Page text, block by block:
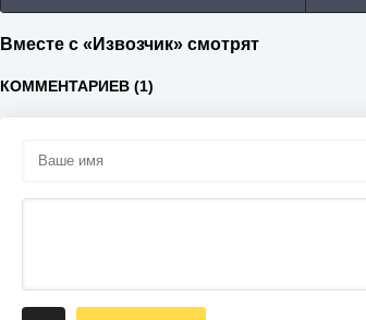
Вместе с «Извозчик» смотрят
КОММЕНТАРИЕВ (1)